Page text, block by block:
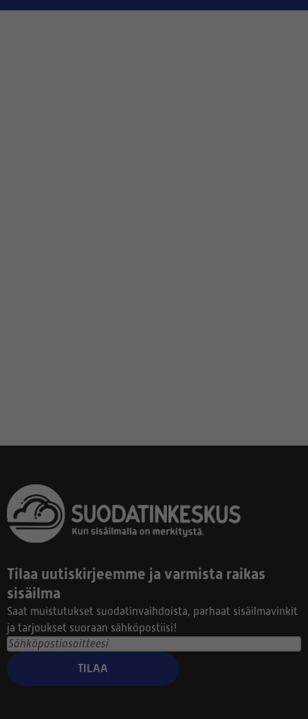
Tilaa uutiskirjeemme ja varmista raikas
sisäilma
Saat muistutukset suodatinvaihdoista, parhaat sisäilmavinkit
ja tarjoukset suoraan sähköpostiisi!
TILAA